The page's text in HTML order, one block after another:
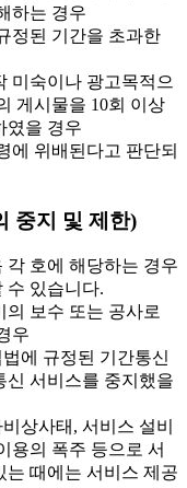
하는 경우
정된 기간을 초과한
미숙이나 광고목적으
게시물을 10회 이상
였을 경우
에 위배된다고 판단되
중지 및 제한)
호에 해당하는 경우
수 있습니다.
의 보수 또는 공사로
우
에 규정된 기간통신
신 서비스를 중지했을
상사태, 서비스 설비
용의 폭주 등으로 서
는 때에는 서비스 제공